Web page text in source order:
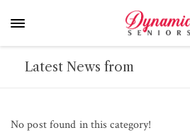
Latest News from
No post found in this category!